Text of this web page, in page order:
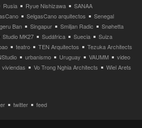
Rusia Ryue Nishizawa
SANAA
SelgasCano arquitectos
Senegal
Ban Singapur Smiljan Radic
Snøhetta
Studio MK27 Sudáfrica Suecia
Suiza
teatro TEN Arquitectos
Tezuka Architects
urbanismo Uruguay VAUMM
video
viviendas Vo Trong Nghia Architects
Wiel Arets
twitter feed